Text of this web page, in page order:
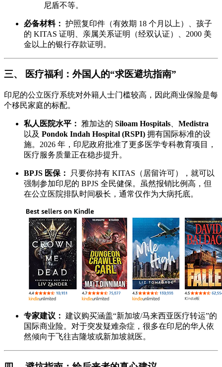
尼盾不等。
必备材料： 护照复印件（有效期 18 个月以上）、孩子
的 KITAS 证明、亲属关系证明（经双认证）、2000 美
金以上的银行存款证明。
三、 医疗福利：外国人的“求医避坑指南”
印尼的公立医疗系统对外籍人士门槛较高，因此商业保险是每
个移民家庭的标配。
私人医院水平： 雅加达的 Siloam Hospitals
Medistra
以及 Pondok Indah Hospital (RSPI) 拥有国际标准的设
施。2026 年，印尼政府批准了更多医学专科教育项目，
医疗服务质量正在稳步提升。
BPJS 医保：
只要你持有 KITAS（居留许可），就可以
强制参加印尼的 BPJS 全民健保。虽然报销比例高，但
在公立医院排队时间极长，通常仅作为大病托底。
专家建议： 建议购买涵盖“新加坡/马来西亚医疗转运”的
国际商业险。对于突发疑难杂症，很多在印尼的华人依
然倾向于飞往吉隆坡或新加坡就医。